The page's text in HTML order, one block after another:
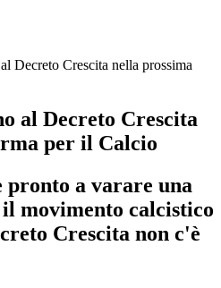
Decreto Crescita nella prossima
al Decreto Crescita
per il Calcio
a varare una
movimento calcistico
Crescita non c'è